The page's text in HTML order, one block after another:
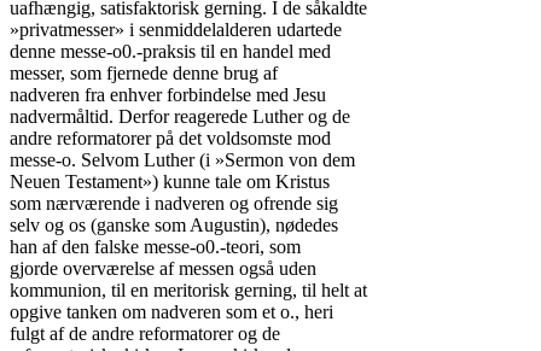
uafhængig, satisfaktorisk gerning. I de såkaldte
»privatmesser» i senmiddelalderen udartede
denne messe-o0.-praksis til en handel med
messer, som fjernede denne brug af
nadveren fra enhver forbindelse med Jesu
nadvermåltid. Derfor reagerede Luther og de
andre reformatorer på det voldsomste mod
messe-o. Selvom Luther (i »Sermon von dem
Neuen Testament») kunne tale om Kristus
som nærværende i nadveren og ofrende sig
selv og os (ganske som Augustin), nødedes
han af den falske messe-o0.-teori, som
gjorde overværelse af messen også uden
kommunion, til en meritorisk gerning, til helt at
opgive tanken om nadveren som et o., heri
fulgt af de andre reformatorer og de